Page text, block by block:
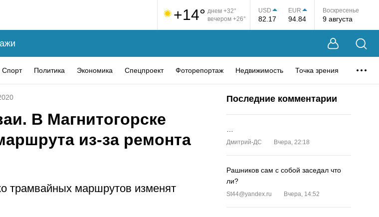
+14° днем +32°
вечером +26°
USD
82.17
EUR
94.84
Воскресенье
9 августа
Спорт Политика Экономика Спецпроект Фоторепортаж Недвижимость Точка зрения
В Магнитогорске
из-за ремонта
трамвайных маршрутов изменят
Последние комментарии
Дмитрий-ДС Вчера, 22:18
Рашников сам с собой заседал что
ли?
St44@yandex.ru Вчера, 14:52